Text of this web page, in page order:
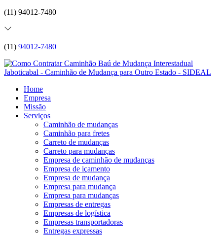
(11) 94012-7480
(11) 94012-7480
Home
Empresa
Missão
Serviços
Caminhão de mudanças
Caminhão para fretes
Carreto de mudanças
Carreto para mudanças
Empresa de caminhão de mudanças
Empresa de içamento
Empresa de mudança
Empresa para mudança
Empresa para mudanças
Empresas de entregas
Empresas de logística
Empresas transportadoras
Entregas expressas